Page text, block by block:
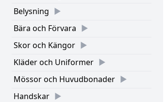
Belysning
Bära och Förvara
Skor och Kängor
Kläder och Uniformer
Mössor och Huvudbonader
Handskar